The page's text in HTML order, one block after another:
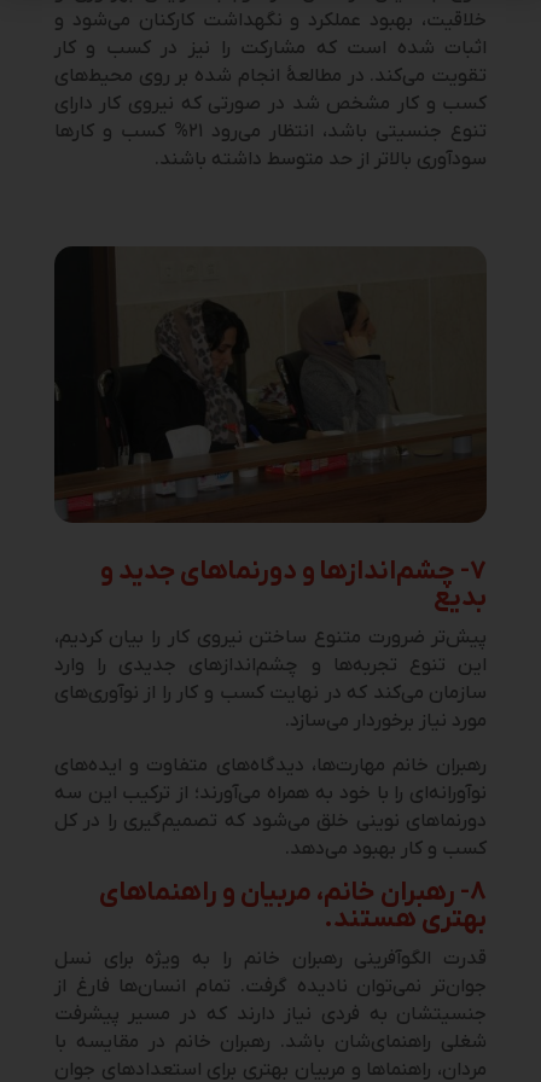
خلاقیت، بهبود عملکرد و نگهداشت کارکنان می‌شود و
اثبات شده است که مشارکت را نیز در کسب و کار
تقویت می‌کند. در مطالعۀ انجام شده بر روی محیط‌های
کسب و کار مشخص شد در صورتی که نیروی کار دارای
تنوع جنسیتی باشد، انتظار می‌رود ۲۱% کسب و کارها
سودآوری بالاتر از حد متوسط داشته باشند.
۷- چشم‌اندازها و دورنماهای جدید و
بدیع
پیش‌تر ضرورت متنوع ساختن نیروی کار را بیان کردیم،
این تنوع تجربه‌ها و چشم‌اندازهای جدیدی را وارد
سازمان می‌کند که در نهایت کسب و کار را از نوآوری‌های
مورد نیاز برخوردار می‌سازد.
رهبران خانم مهارت‌ها، دیدگاه‌های متفاوت و ایده‌های
نوآورانه‌ای را با خود به همراه می‌آورند؛ از ترکیب این سه
دورنماهای نوینی خلق می‌شود که تصمیم‌گیری را در کل
کسب و کار بهبود می‌دهد.
۸- رهبران خانم، مربیان و راهنماهای
بهتری هستند.
قدرت الگوآفرینی رهبران خانم را به ویژه برای نسل
جوان‌تر نمی‌توان نادیده گرفت. تمام انسان‌ها فارغ از
جنسیتشان به فردی نیاز دارند که در مسیر پیشرفت
شغلی راهنمای‌شان باشد. رهبران خانم در مقایسه با
مردان، راهنماها و مربیان بهتری برای استعدادهای جوان